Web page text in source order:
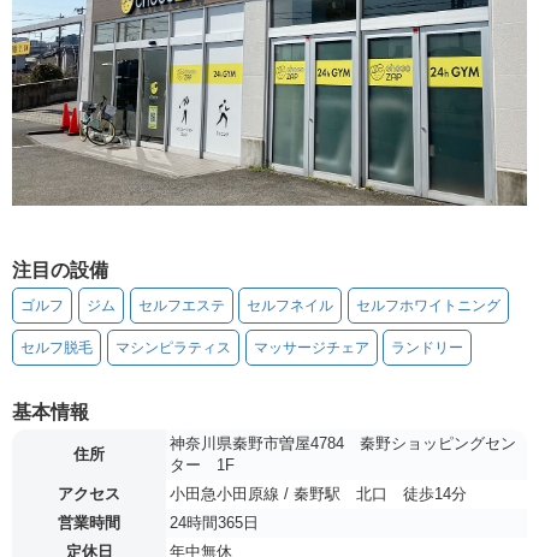
注目の設備
ゴルフ ジム セルフエステ セルフネイル セルフホワイトニング
セルフ脱毛 マシンピラティス マッサージチェア ランドリー
基本情報
住所
神奈川県秦野市曽屋4784 秦野ショッピングセン
ター 1F
アクセス
小田急小田原線 / 秦野駅 北口 徒歩14分
営業時間
24時間365日
定休日
年中無休